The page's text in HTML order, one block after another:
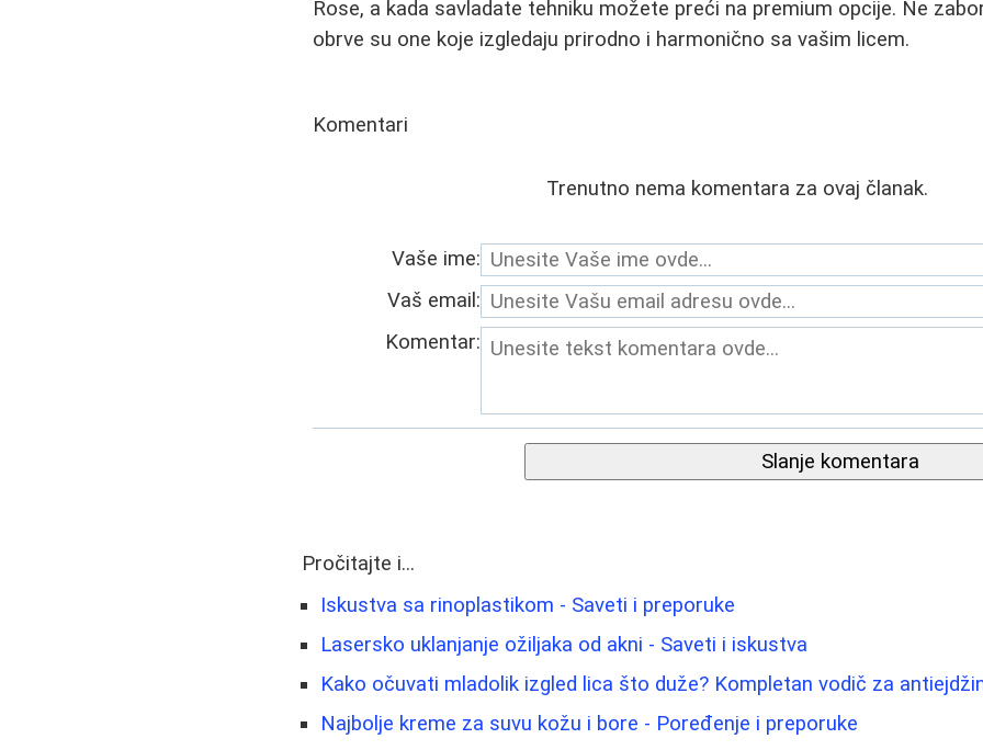
Rose, a kada savladate tehniku možete preći na premium opcije. Ne
obrve su one koje izgledaju prirodno i harmonično sa vašim licem.
Komentari
Trenutno nema komentara za ovaj članak.
Vaše ime:
Vaš email:
Komentar:
Slanje komentara
Pročitajte i...
Iskustva sa rinoplastikom - Saveti i preporuke
Lasersko uklanjanje ožiljaka od akni - Saveti i iskustva
Kako očuvati mladolik izgled lica što duže? Kompletan vodič za
Najbolje kreme za suvu kožu i bore - Poređenje i preporuke